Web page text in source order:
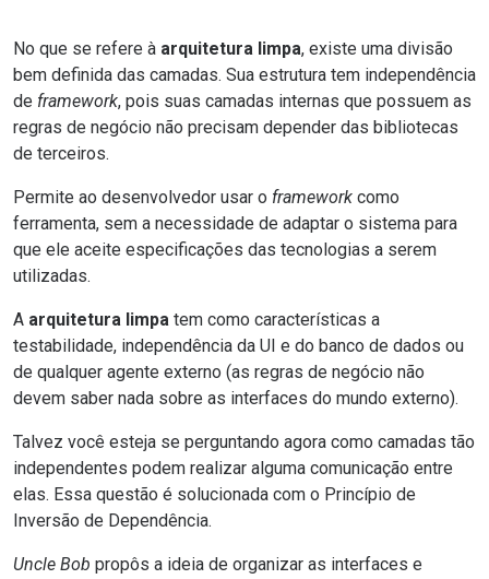
No que se refere à arquitetura limpa, existe uma divisão
bem definida das camadas. Sua estrutura tem independência
de framework, pois suas camadas internas que possuem as
regras de negócio não precisam depender das bibliotecas
de terceiros.
Permite ao desenvolvedor usar o framework como
ferramenta, sem a necessidade de adaptar o sistema para
que ele aceite especificações das tecnologias a serem
utilizadas.
A arquitetura limpa tem como características a
testabilidade, independência da UI e do banco de dados ou
de qualquer agente externo (as regras de negócio não
devem saber nada sobre as interfaces do mundo externo).
Talvez você esteja se perguntando agora como camadas tão
independentes podem realizar alguma comunicação entre
elas. Essa questão é solucionada com o Princípio de
Inversão de Dependência.
Uncle Bob propôs a ideia de organizar as interfaces e